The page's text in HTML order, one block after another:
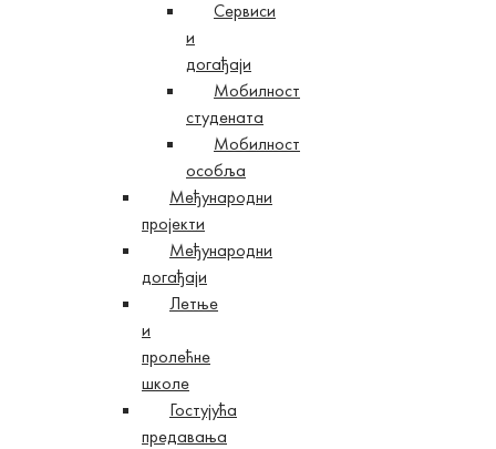
Сервиси
и
догађаји
Мобилност
студената
Мобилност
особља
Међународни
пројекти
Међународни
догађаји
Летње
и
пролећне
школе
Гостујућа
предавања